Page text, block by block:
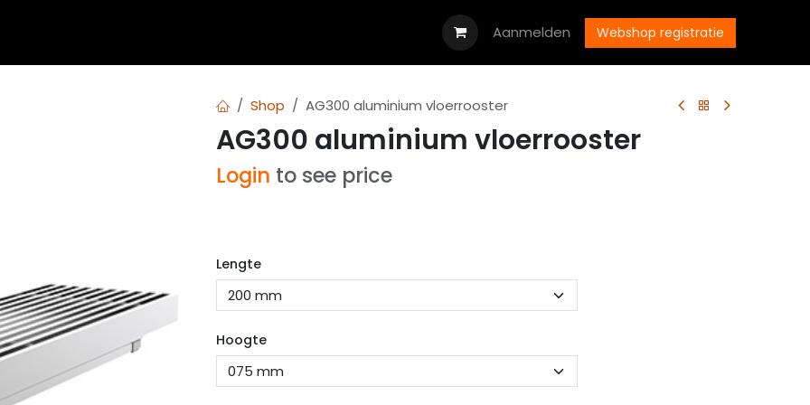
Vacatures Neem contact op met ons
Aanmelden Webshop registratie
Shop AG300 aluminium vloerrooster
AG300 aluminium vloerrooster
Login to see price
Lengte
Hoogte